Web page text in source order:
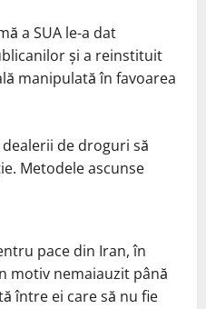
a SUA le-a dat
și a reinstituit
manipulată în favoarea
de droguri să
Metodele ascunse
pace din Iran, în
motiv nemaiauzit până
între ei care să nu fie